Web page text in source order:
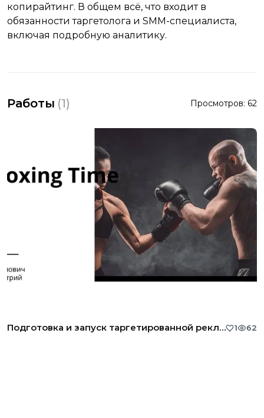
копирайтинг. В общем всё, что входит в
обязанности таргетолога и SMM-специалиста,
включая подробную аналитику.
Работы (1) Просмотров: 62
Подготовка и запуск таргетированной рекламы 1 62